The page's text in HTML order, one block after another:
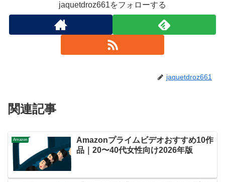
jaquetdroz661をフォローする
jaquetdroz661
関連記事
Amazon
Amazonプライムビデオおすすめ10作
品｜20〜40代女性向け2026年版